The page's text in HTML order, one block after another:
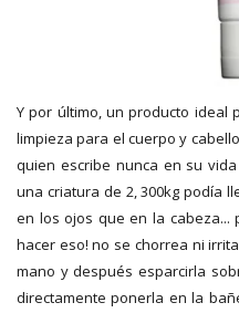
Y por último, un producto ideal
limpieza para el cuerpo y
quien escribe nunca en su
una criatura de 2, 300kg podía
en los ojos que en la cabeza...
hacer eso! no se chorrea ni
mano y después esparcirla
directamente ponerla en la